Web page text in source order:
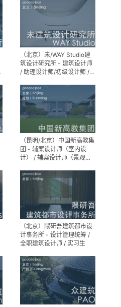
（北京）未/WAY Studio建
筑设计研究所 - 建筑设计师
/ 助理设计师/初级设计师 /
助理
（昆明/北京）中国新高教集
团 - 辅案设计师（室内设
计） / 辅案设计师（景观设
间组长 / 平面设计高级经理 /
展陈设计高级经理
（北京）隈研吾建筑都市设
计事务所 - 设计管理统筹 /
全职建筑设计师 / 实习生